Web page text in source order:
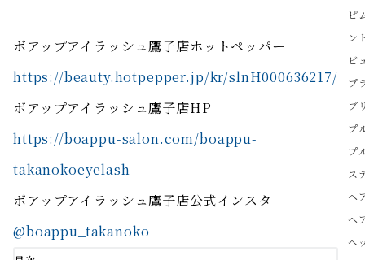
ボアップアイラッシュ鷹子店ホットペッパー
https://beauty.hotpepper.jp/kr/slnH000636217/
ボアップアイラッシュ鷹子店HP
https://boappu-salon.com/boappu-
takanokoeyelash
ボアップアイラッシュ鷹子店公式インスタ
@boappu_takanoko
ピ
ン
ビ
プ
ブ
プ
プ
ス
ヘ
ヘ
ヘ